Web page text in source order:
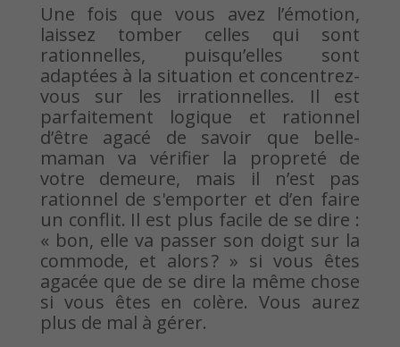
Une fois que vous avez l’émotion,
laissez tomber celles qui sont
rationnelles, puisqu’elles sont
adaptées à la situation et concentrez-
vous sur les irrationnelles. Il est
parfaitement logique et rationnel
d’être agacé de savoir que belle-
maman va vérifier la propreté de
votre demeure, mais il n’est pas
rationnel de s'emporter et d’en faire
un conflit. Il est plus facile de se dire :
« bon, elle va passer son doigt sur la
commode, et alors ? » si vous êtes
agacée que de se dire la même chose
si vous êtes en colère. Vous aurez
plus de mal à gérer.